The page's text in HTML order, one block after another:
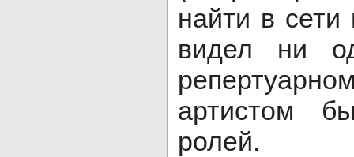
найти в
видел ни
артистом
ролей.